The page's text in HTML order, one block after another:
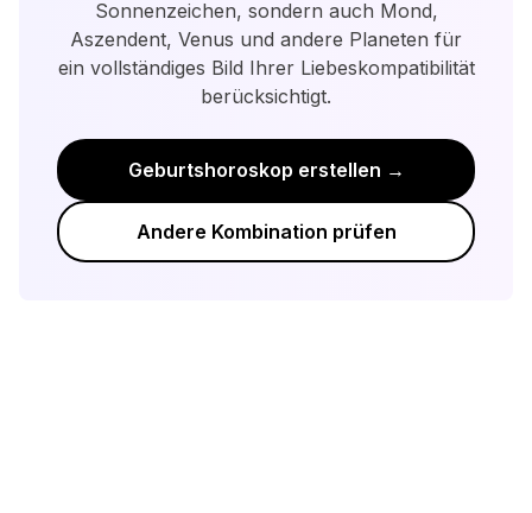
Sonnenzeichen, sondern auch Mond,
Aszendent, Venus und andere Planeten für
ein vollständiges Bild Ihrer Liebeskompatibilität
berücksichtigt.
Geburtshoroskop erstellen →
Andere Kombination prüfen